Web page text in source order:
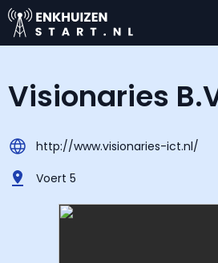
Visionaries
http://www.visionaries-ict.nl/
Voert 5